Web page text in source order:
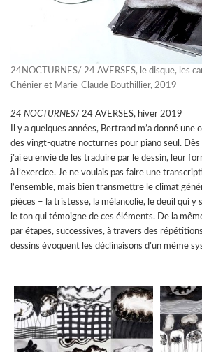
24NOCTURNES/ 24 AVERSES, le disque, les
Chénier et Marie-Claude Bouthillier, 2019
24 NOCTURNES/ 24 AVERSES, hiver 2019
Il y a quelques années, Bertrand m’a donné
des vingt-quatre nocturnes pour piano seul. Dès
j’ai eu envie de les traduire par le dessin, leur
à l’exercice. Je ne voulais pas faire une
l’ensemble, mais bien transmettre le climat
pièces – la tristesse, la mélancolie, le deuil qui y
le ton qui témoigne de ces éléments. De la
par étapes, successives, à travers des
dessins évoquent les déclinaisons d’un même